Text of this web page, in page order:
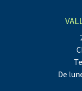
De